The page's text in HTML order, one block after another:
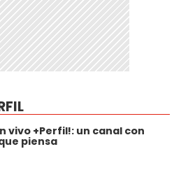
vivo +Perfil!: un canal con
piensa